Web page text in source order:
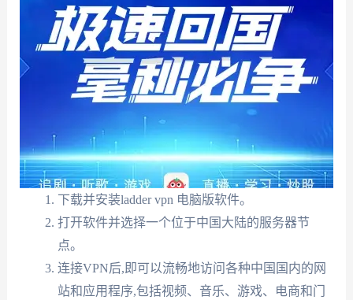
下载并安装ladder vpn 电脑版软件。
打开软件并选择一个位于中国大陆的服务器节
点。
连接VPN后,即可以流畅地访问各种中国国内的网
站和应用程序,包括视频、音乐、游戏、电商和门